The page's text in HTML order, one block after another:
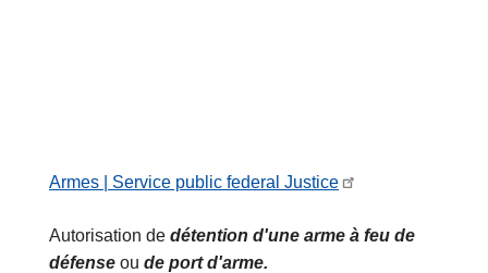
Armes | Service public federal Justice
Autorisation de détention d'une arme à feu de
défense ou de port d'arme.